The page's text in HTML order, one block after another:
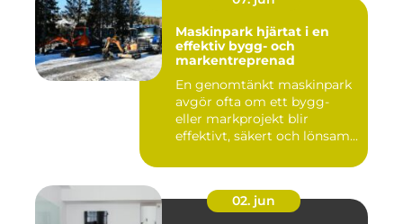
Maskinpark hjärtat i en
effektiv bygg- och
markentreprenad
En genomtänkt maskinpark
avgör ofta om ett bygg-
eller markprojekt blir
effektivt, säkert och lönsam...
02. jun